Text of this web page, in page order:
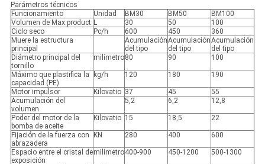
Parámetros técnicos
Funcionamiento
Unidad BM30 BM50
BM100
Volumen de Max.product L 30 50
100
Ciclo seco
Pc/h 600 450
360
Muere la estructura
principal
Acumulación
del tipo
Acumulación
del tipo
Acumulación
del tipo
Diámetro principal del
tornillo
milímetro80 90 100
Máximo que plastifica la
capacidad (PE)
kg/h 120 180 190
Motor impulsor Kilovatio 37 45
55
Acumulación del
volumen
5,2 6,2 12,8
Poder del motor de la
bomba de aceite
Kilovatio 15 18,5 22
Fijación de la fuerza con
abrazadera
KN 280 400 600
Espacio entre el cristal de
exposición
milímetro400-900 450-1200 500-1300